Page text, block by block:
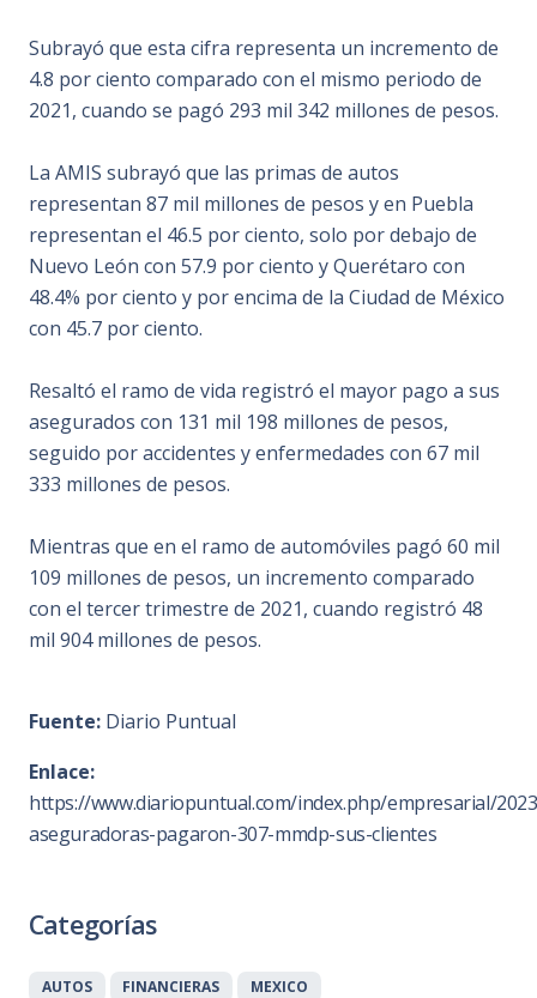
Subrayó que esta cifra representa un incremento de
4.8 por ciento comparado con el mismo periodo de
2021, cuando se pagó 293 mil 342 millones de pesos.
La AMIS subrayó que las primas de autos
representan 87 mil millones de pesos y en Puebla
representan el 46.5 por ciento, solo por debajo de
Nuevo León con 57.9 por ciento y Querétaro con
48.4% por ciento y por encima de la Ciudad de México
con 45.7 por ciento.
Resaltó el ramo de vida registró el mayor pago a sus
asegurados con 131 mil 198 millones de pesos,
seguido por accidentes y enfermedades con 67 mil
333 millones de pesos.
Mientras que en el ramo de automóviles pagó 60 mil
109 millones de pesos, un incremento comparado
con el tercer trimestre de 2021, cuando registró 48
mil 904 millones de pesos.
Fuente: Diario Puntual
Enlace:
https://www.diariopuntual.com/index.php/empresarial/
aseguradoras-pagaron-307-mmdp-sus-clientes
Categorías
AUTOS FINANCIERAS MEXICO